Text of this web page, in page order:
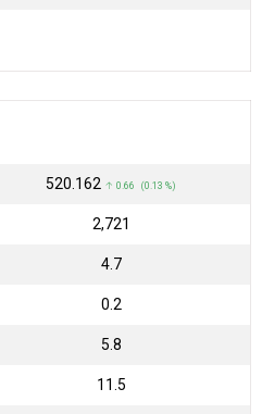
₹520.162 ↑ 0.66 (0.13 %)
₹2,721
4.7
0.2
5.8
11.5